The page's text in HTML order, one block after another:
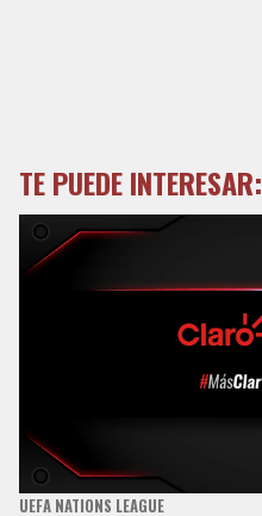
TE PUEDE INTERESAR:
UEFA NATIONS LEAGUE